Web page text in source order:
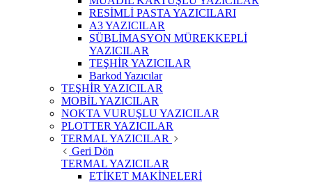
RESİMLİ PASTA YAZICILARI
A3 YAZICILAR
SÜBLİMASYON MÜREKKEPLİ
YAZICILAR
TEŞHİR YAZICILAR
Barkod Yazıcılar
TEŞHİR YAZICILAR
MOBİL YAZICILAR
NOKTA VURUŞLU YAZICILAR
PLOTTER YAZICILAR
TERMAL YAZICILAR
Geri Dön
TERMAL YAZICILAR
ETİKET MAKİNELERİ